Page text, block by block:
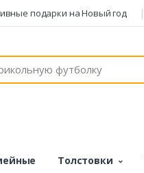
подарки на Новый год
Толстовки